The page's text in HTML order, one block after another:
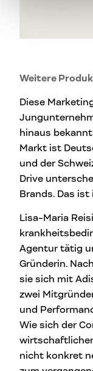
Weitere
Diese
hinaus
Markt ist
und der
Drive
Brands. Das ist
Lisa-Maria
Agentur tätig
Gründerin.
sie sich mit
zwei
und
Wie sich der
nicht konkret